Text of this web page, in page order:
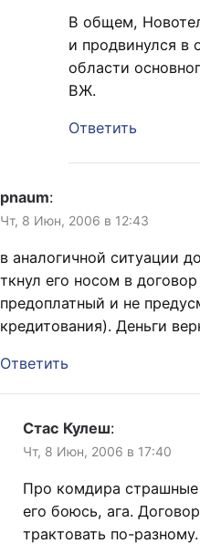
В общем,
и продвинулся в
области
ВЖ.
Ответить
pnaum:
Чт, 8 Июн, 2006 в 12:43
в аналогичной ситуации
ткнул его носом в
предоплатный и не
кредитования). Деньги
Ответить
Стас Кулеш:
Чт, 8 Июн, 2006 в 17:40
Про комдира
его боюсь, ага.
трактовать по-разному.